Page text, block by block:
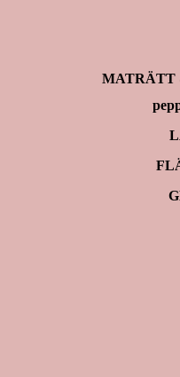
MATRÄTT